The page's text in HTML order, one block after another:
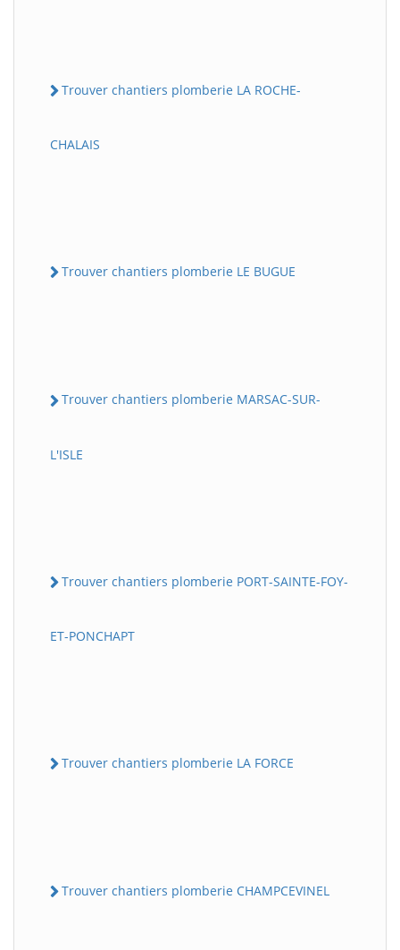
Trouver chantiers plomberie LA ROCHE-
CHALAIS
Trouver chantiers plomberie LE BUGUE
Trouver chantiers plomberie MARSAC-SUR-
L'ISLE
Trouver chantiers plomberie PORT-SAINTE-FOY-
ET-PONCHAPT
Trouver chantiers plomberie LA FORCE
Trouver chantiers plomberie CHAMPCEVINEL